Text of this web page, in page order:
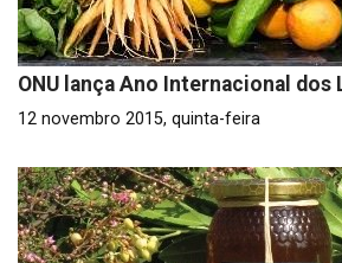
ONU lança Ano Internacional dos
12 novembro 2015, quinta-feira